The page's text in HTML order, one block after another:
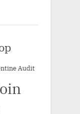
Audit